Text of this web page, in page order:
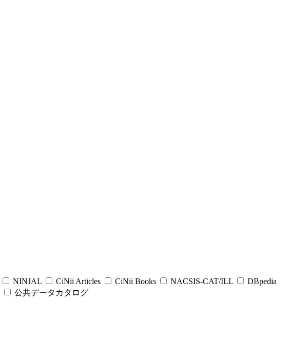
NINJAL CiNii Articles CiNii Books NACSIS-CAT/ILL
DBpedia
公共データカタログ